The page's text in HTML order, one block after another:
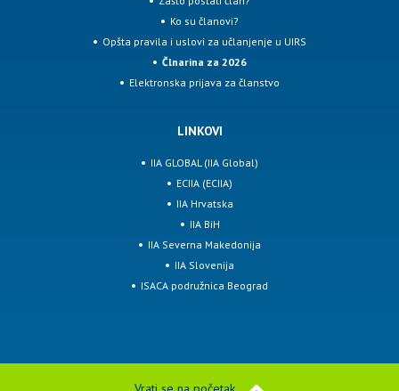
Ko su članovi?
Opšta pravila i uslovi za učlanjenje u UIRS
Člnarina za 2026
Elektronska prijava za članstvo
LINKOVI
IIA GLOBAL (IIA Global)
ECIIA (ECIIA)
IIA Hrvatska
IIA BiH
IIA Severna Makedonija
IIA Slovenija
ISACA podružnica Beograd